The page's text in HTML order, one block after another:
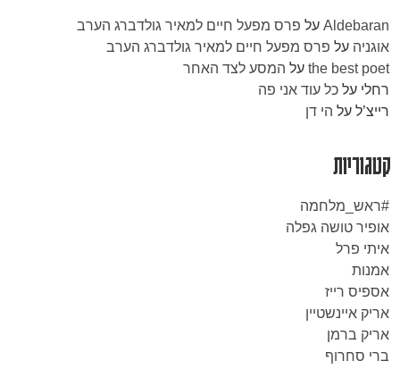
Aldebaran על פרס מפעל חיים למאיר גולדברג הערב
אוגניה על פרס מפעל חיים למאיר גולדברג הערב
the best poet על המסע לצד האחר
רחלי על כל עוד אני פה
רייצ’ל על הי דן
קטגוריות
#ראש_מלחמה
אופיר טושה גפלה
איתי פרל
אמנות
אספיס רייז
אריק איינשטיין
אריק ברמן
ברי סחרוף